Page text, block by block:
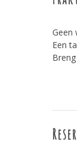
Geen
Een